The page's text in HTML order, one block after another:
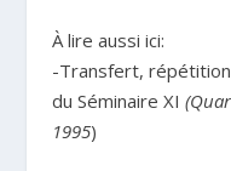
À lire aussi ici:
-Transfert,
du Séminaire XI
1995)